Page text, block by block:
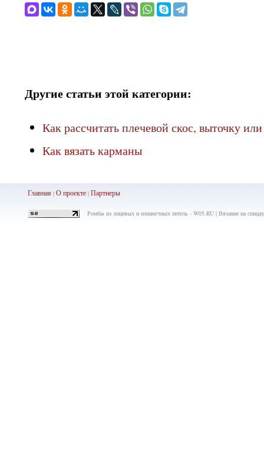
Другие статьи этой категории:
Как рассчитать плечевой скос, выточку
Как вязать карманы
Главная| О проекте| Партнеры
Ромбы из лицевых и изнаночных петель - W05.RU | Вязание на